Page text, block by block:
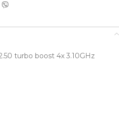
turbo boost 4x 3.10GHz